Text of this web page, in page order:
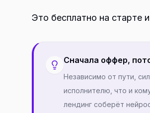
Это бесплатно на старте
Сначала оффер,
Независимо от пути,
исполнителю, что и
лендинг соберёт